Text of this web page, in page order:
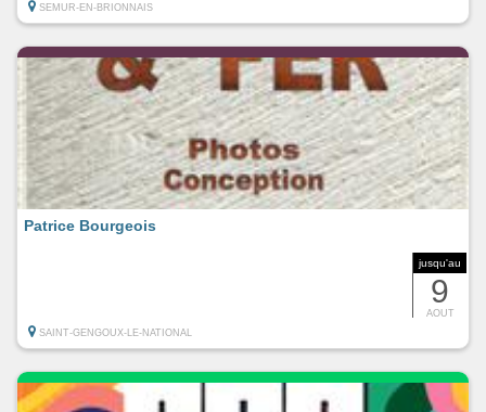
SEMUR-EN-BRIONNAIS
jusqu'au
9
AOUT
Patrice Bourgeois
SAINT-GENGOUX-LE-NATIONAL